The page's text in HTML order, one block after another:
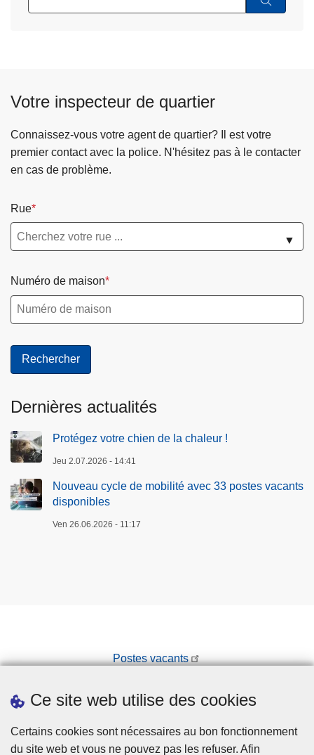
Ce site web utilise des cookies
Certains cookies sont nécessaires au bon fonctionnement
du site web et vous ne pouvez pas les refuser. Afin
Votre inspecteur de quartier
Connaissez-vous votre agent de quartier? Il est votre
premier contact avec la police. N'hésitez pas à le contacter
en cas de problème.
Rue
▼
Numéro de maison
Dernières actualités
Protégez votre chien de la chaleur !
Jeu 2.07.2026 - 14:41
Nouveau cycle de mobilité avec 33 postes vacants
disponibles
Ven 26.06.2026 - 11:17
Postes vacants
Téléchargements
Presse